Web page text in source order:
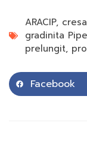
ARACIP,
gradinita
prelungit,
Facebook